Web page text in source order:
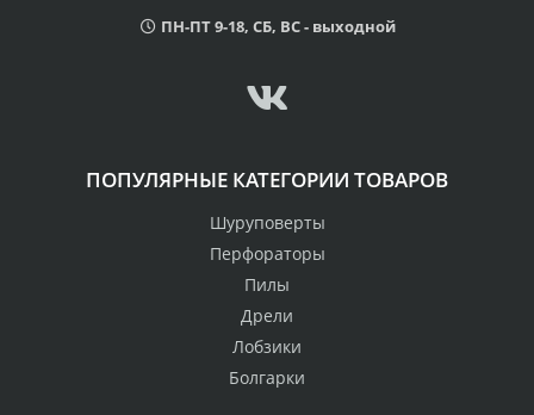
ПН-ПТ 9-18, СБ, ВС - выходной
ПОПУЛЯРНЫЕ КАТЕГОРИИ ТОВАРОВ
Шуруповерты
Перфораторы
Пилы
Дрели
Лобзики
Болгарки